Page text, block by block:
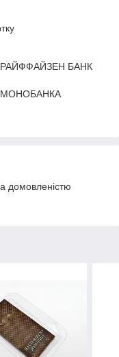
РАЙФФАЙЗЕН БАНК
МОНОБАНКА
домовленістю